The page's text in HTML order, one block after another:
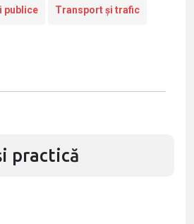
publice Transport și trafic
practică